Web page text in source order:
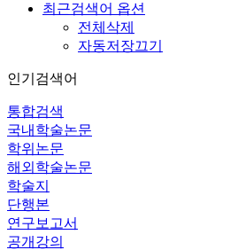
최근검색어 옵션
전체삭제
자동저장끄기
인기검색어
통합검색
국내학술논문
학위논문
해외학술논문
학술지
단행본
연구보고서
공개강의